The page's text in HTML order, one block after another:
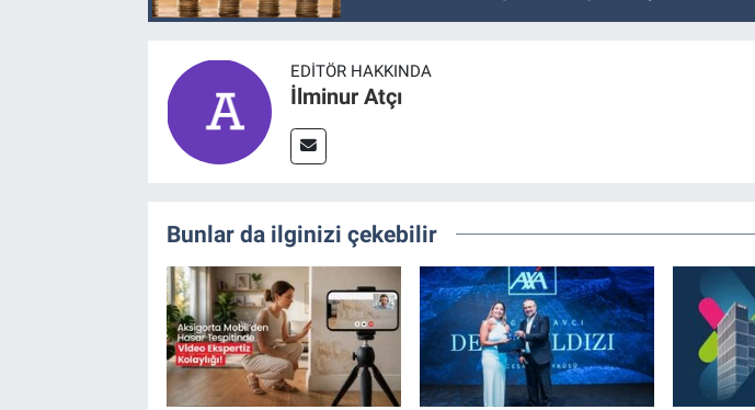
EDITÖR HAKKINDA
İlminur Atçı
Bunlar da ilginizi çekebilir